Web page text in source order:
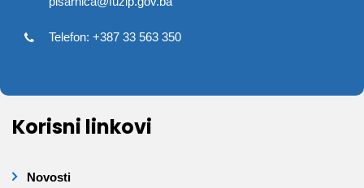
Telefon: +387 33 563 350
Korisni linkovi
Novosti